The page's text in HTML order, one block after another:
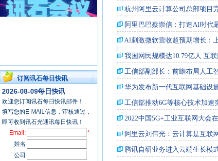
订阅讯石每日快讯
2026-08-09每日快讯
欢迎您订阅讯石每日快讯邮件！
填写您的E-MAIL信息，审核通过，
即可收到讯石光通讯每日快讯！
Email:
*
姓名
公司